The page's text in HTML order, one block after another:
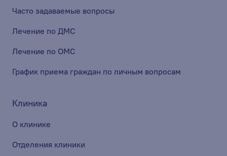
Часто задаваемые вопросы
Лечение по ДМС
Лечение по ОМС
График приема граждан по личным вопросам
Клиника
О клинике
Отделения клиники